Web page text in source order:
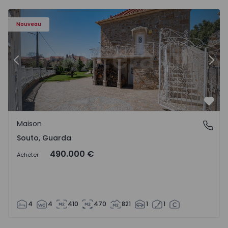
Nouveau
Maison T4 Sabugal, Souto - 1575640 - 10
Précédent
Souto, Guarda
Maison
Souto, Guarda
Acheter 490.000 €
4 4 410 470 821 1 1